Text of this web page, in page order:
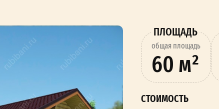
ПЛОЩАДЬ
oбщая площадь
60 м²
СТОИМОСТЬ